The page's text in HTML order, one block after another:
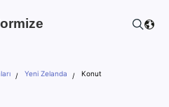
Yeni Zelanda Konut